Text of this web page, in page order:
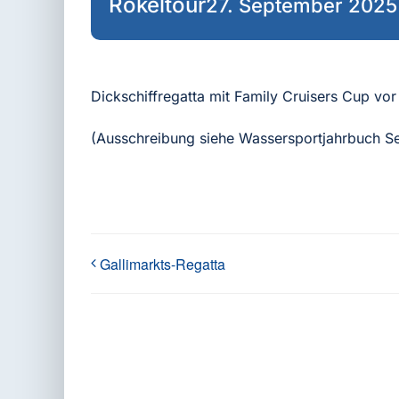
27. September 2025
Dickschiffregatta mit Family Cruisers Cup
(Ausschreibung siehe Wassersportjahrbuch
Gallimarkts-Regatta